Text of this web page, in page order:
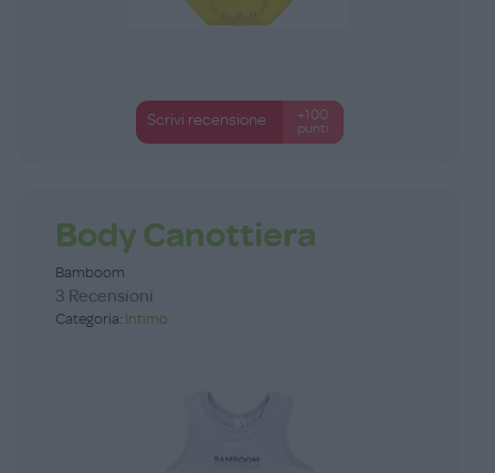
Scrivi recensione
+100
punti
Body Canottiera
Bamboom
3 Recensioni
Categoria: Intimo